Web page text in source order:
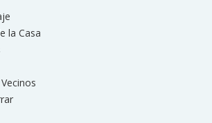
la Casa